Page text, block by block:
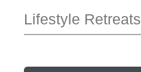
Lifestyle Retreats